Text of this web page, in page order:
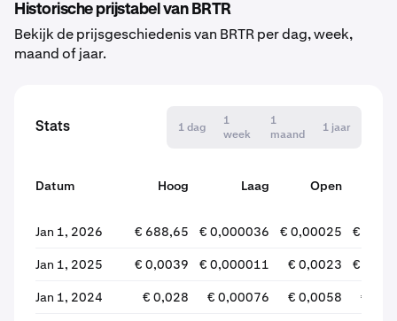
Historische prijstabel van BRTR
Bekijk de prijsgeschiedenis van BRTR per dag, week,
maand of jaar.
Stats 1 dag
1
week
1
maand
1 jaar
Datum Hoog Laag Open
Jan 1, 2026 € 688,65 € 0,000036 € 0,00025 €
Jan 1, 2025 € 0,0039 € 0,000011 € 0,0023 €
Jan 1, 2024 € 0,028 € 0,00076 € 0,0058 €